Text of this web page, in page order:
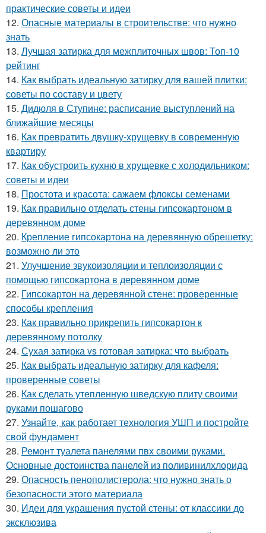
практические советы и идеи
12. Опасные материалы в строительстве: что нужно
знать
13. Лучшая затирка для межплиточных швов: Топ-10
рейтинг
14. Как выбрать идеальную затирку для вашей плитки:
советы по составу и цвету
15. Дидюля в Ступине: расписание выступлений на
ближайшие месяцы
16. Как превратить двушку-хрущевку в современную
квартиру
17. Как обустроить кухню в хрущевке с холодильником:
советы и идеи
18. Простота и красота: сажаем флоксы семенами
19. Как правильно отделать стены гипсокартоном в
деревянном доме
20. Крепление гипсокартона на деревянную обрешетку:
возможно ли это
21. Улучшение звукоизоляции и теплоизоляции с
помощью гипсокартона в деревянном доме
22. Гипсокартон на деревянной стене: проверенные
способы крепления
23. Как правильно прикрепить гипсокартон к
деревянному потолку
24. Сухая затирка vs готовая затирка: что выбрать
25. Как выбрать идеальную затирку для кафеля:
проверенные советы
26. Как сделать утепленную шведскую плиту своими
руками пошагово
27. Узнайте, как работает технология УШП и постройте
свой фундамент
28. Ремонт туалета панелями пвх своими руками.
Основные достоинства панелей из поливинилхлорида
29. Опасность пенополистерола: что нужно знать о
безопасности этого материала
30. Идеи для украшения пустой стены: от классики до
эксклюзива